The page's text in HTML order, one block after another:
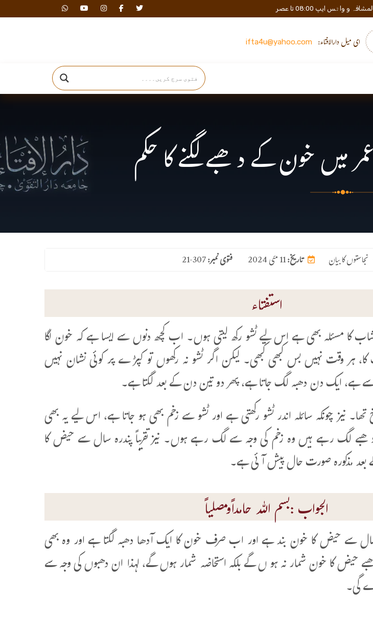
ای میل دارالافتاء: ifta4u@yahoo.com
میں خون کے دھبے لگنے کا حکم
فتوی نمبر:21-307 تاریخ:11 مئی 2024 نجاستوں کا بیان
استفتاء
60 سال ہے، پیشاب کا مسئلہ بھی ہے اس لیے ٹشو رکھ لیتی ہوں۔ اب کچھ دنوں سے ایسا ہے کہ خون لگا
ہر وقت نہیں بس کبھی کبھی۔ لیکن اگر ٹشو نہ رکھوں تو کپڑے پر کوئی نشان نہیں
سے ہے، ایک دن دھبہ لگ جاتا ہے، پھر دو تین دن کے بعد لگتا ہے۔
نیز چونکہ سائلہ اندر ٹشو رکھتی ہے اور ٹشو سے زخم بھی ہو جاتا ہے، اس لیے یہ بھی
لگ رہے ہیں وہ زخم کی وجہ سے لگ رہے ہوں۔ نیز تقریباً پندرہ سال سے حیض کا
مذکورہ صورت حال پیش آئی ہے۔
الجواب :بسم اللہ حامداًومصلیاً
سے حیض کا خون بند ہے اور اب صرف خون کا ایک آدھا دھبہ لگتا ہے اور وہ بھی
حیض کا خون شمار نہ ہو ں گے بلکہ استحاضہ شمار ہوں گے، لہذا ان دھبوں کی وجہ سے
گی۔